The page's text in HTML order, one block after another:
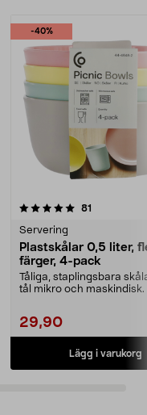
-40%
81
Servering
Plastskålar 0,5 liter,
färger, 4-pack
Tåliga, staplingsbara
tål mikro och maskindisk.
29,90
Lägg i varukorg
4.5 av 5 stjärnor